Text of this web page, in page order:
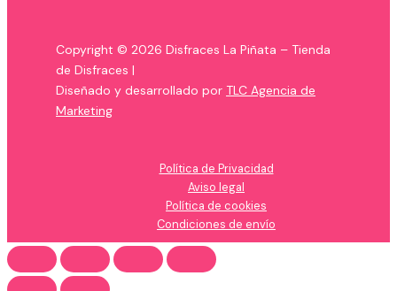
Copyright © 2026 Disfraces La Piñata – Tienda
de Disfraces |
Diseñado y desarrollado por TLC Agencia de
Marketing
Política de Privacidad
Aviso legal
Política de cookies
Condiciones de envío